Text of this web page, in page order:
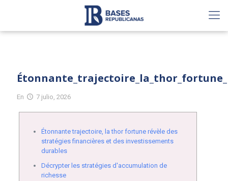
En 7 julio, 2026
Étonnante trajectoire, la thor fortune révèle des
stratégies financières et des investissements
durables
Décrypter les stratégies d'accumulation de
richesse